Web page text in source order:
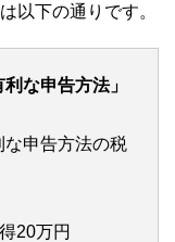
以下の通りです。
な申告方法」
申告方法の税
20万円